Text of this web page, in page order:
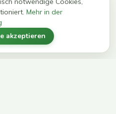
Mehr in der
akzeptieren